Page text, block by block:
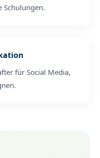
Schulungen.
für Social Media,